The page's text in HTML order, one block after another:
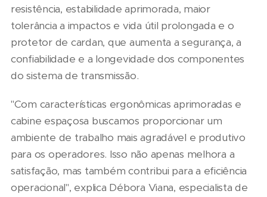
resistência, estabilidade aprimorada, maior
tolerância a impactos e vida útil prolongada e o
protetor de cardan, que aumenta a segurança, a
confiabilidade e a longevidade dos componentes
do sistema de transmissão.
"Com características ergonômicas aprimoradas e
cabine espaçosa buscamos proporcionar um
ambiente de trabalho mais agradável e produtivo
para os operadores. Isso não apenas melhora a
satisfação, mas também contribui para a eficiência
operacional", explica Débora Viana, especialista de